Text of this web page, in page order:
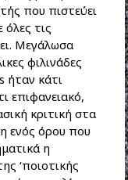
που πιστεύει
τις
Μεγάλωσα
φιλινάδες
ήταν κάτι
επιφανειακό,
κριτική στα
ενός όρου που
η
‘ποιοτικής